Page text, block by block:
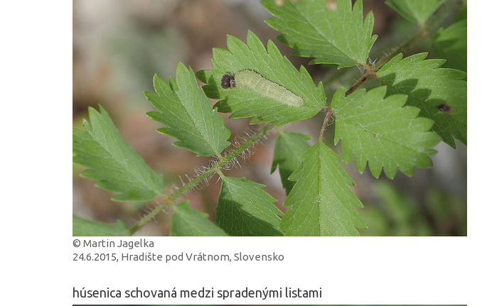
© Martin Jagelka
24.6.2015, Hradište pod Vrátnom, Slovensko
húsenica schovaná medzi spradenými listami